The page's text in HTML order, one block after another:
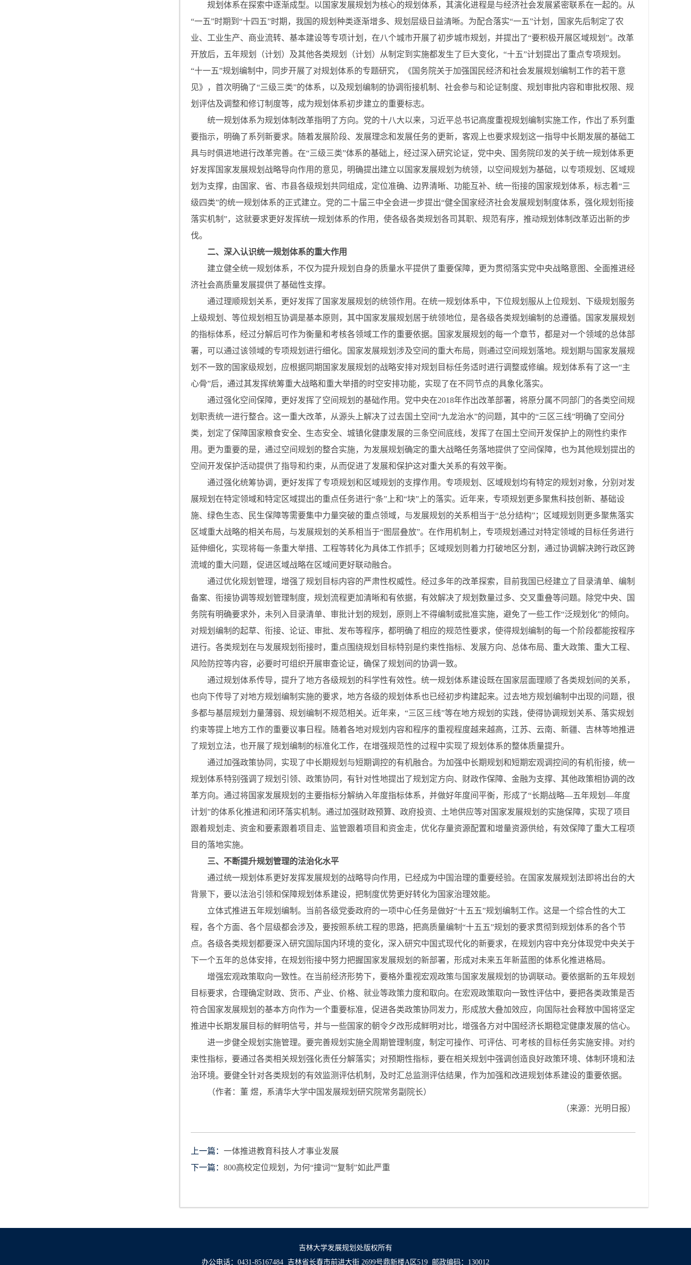
规划体系在探索中逐渐成型。以国家发展规划为核心的规划体系，其演化进程是与经济社会发展紧密联系在一起的。从
“一五”时期到“十四五”时期，我国的规划种类逐渐增多、规划层级日益清晰。为配合落实“一五”计划，国家先后制定了农
业、工业生产、商业流转、基本建设等专项计划，在八个城市开展了初步城市规划，并提出了“要积极开展区域规划”。改革
开放后，五年规划（计划）及其他各类规划（计划）从制定到实施都发生了巨大变化，“十五”计划提出了重点专项规划。
“十一五”规划编制中，同步开展了对规划体系的专题研究，《国务院关于加强国民经济和社会发展规划编制工作的若干意
见》，首次明确了“三级三类”的体系，以及规划编制的协调衔接机制、社会参与和论证制度、规划审批内容和审批权限、规
划评估及调整和修订制度等，成为规划体系初步建立的重要标志。
统一规划体系为规划体制改革指明了方向。党的十八大以来，习近平总书记高度重视规划编制实施工作，作出了系列重
要指示，明确了系列新要求。随着发展阶段、发展理念和发展任务的更新，客观上也要求规划这一指导中长期发展的基础工
具与时俱进地进行改革完善。在“三级三类”体系的基础上，经过深入研究论证，党中央、国务院印发的关于统一规划体系更
好发挥国家发展规划战略导向作用的意见，明确提出建立以国家发展规划为统领，以空间规划为基础，以专项规划、区域规
划为支撑，由国家、省、市县各级规划共同组成，定位准确、边界清晰、功能互补、统一衔接的国家规划体系，标志着“三
级四类”的统一规划体系的正式建立。党的二十届三中全会进一步提出“健全国家经济社会发展规划制度体系，强化规划衔接
落实机制”，这就要求更好发挥统一规划体系的作用，使各级各类规划各司其职、规范有序，推动规划体制改革迈出新的步
伐。
二、深入认识统一规划体系的重大作用
建立健全统一规划体系，不仅为提升规划自身的质量水平提供了重要保障，更为贯彻落实党中央战略意图、全面推进经
济社会高质量发展提供了基础性支撑。
通过理顺规划关系，更好发挥了国家发展规划的统领作用。在统一规划体系中，下位规划服从上位规划、下级规划服务
上级规划、等位规划相互协调是基本原则，其中国家发展规划居于统领地位，是各级各类规划编制的总遵循。国家发展规划
的指标体系，经过分解后可作为衡量和考核各领域工作的重要依据。国家发展规划的每一个章节，都是对一个领域的总体部
署，可以通过该领域的专项规划进行细化。国家发展规划涉及空间的重大布局，则通过空间规划落地。规划期与国家发展规
划不一致的国家级规划，应根据同期国家发展规划的战略安排对规划目标任务适时进行调整或修编。规划体系有了这一“主
心骨”后，通过其发挥统筹重大战略和重大举措的时空安排功能，实现了在不同节点的具象化落实。
通过强化空间保障，更好发挥了空间规划的基础作用。党中央在2018年作出改革部署，将原分属不同部门的各类空间规
划职责统一进行整合。这一重大改革，从源头上解决了过去国土空间“九龙治水”的问题，其中的“三区三线”明确了空间分
类，划定了保障国家粮食安全、生态安全、城镇化健康发展的三条空间底线，发挥了在国土空间开发保护上的刚性约束作
用。更为重要的是，通过空间规划的整合实施，为发展规划确定的重大战略任务落地提供了空间保障，也为其他规划提出的
空间开发保护活动提供了指导和约束，从而促进了发展和保护这对重大关系的有效平衡。
通过强化统筹协调，更好发挥了专项规划和区域规划的支撑作用。专项规划、区域规划均有特定的规划对象，分别对发
展规划在特定领域和特定区域提出的重点任务进行“条”上和“块”上的落实。近年来，专项规划更多聚焦科技创新、基础设
施、绿色生态、民生保障等需要集中力量突破的重点领域，与发展规划的关系相当于“总分结构”；区域规划则更多聚焦落实
区域重大战略的相关布局，与发展规划的关系相当于“图层叠放”。在作用机制上，专项规划通过对特定领域的目标任务进行
延伸细化，实现将每一条重大举措、工程等转化为具体工作抓手；区域规划则着力打破地区分割，通过协调解决跨行政区跨
流域的重大问题，促进区域战略在区域间更好联动融合。
通过优化规划管理，增强了规划目标内容的严肃性权威性。经过多年的改革探索，目前我国已经建立了目录清单、编制
备案、衔接协调等规划管理制度，规划流程更加清晰和有依据，有效解决了规划数量过多、交叉重叠等问题。除党中央、国
务院有明确要求外，未列入目录清单、审批计划的规划，原则上不得编制或批准实施，避免了一些工作“泛规划化”的倾向。
对规划编制的起草、衔接、论证、审批、发布等程序，都明确了相应的规范性要求，使得规划编制的每一个阶段都能按程序
进行。各类规划在与发展规划衔接时，重点围绕规划目标特别是约束性指标、发展方向、总体布局、重大政策、重大工程、
风险防控等内容，必要时可组织开展审查论证，确保了规划间的协调一致。
通过规划体系传导，提升了地方各级规划的科学性有效性。统一规划体系建设既在国家层面理顺了各类规划间的关系，
也向下传导了对地方规划编制实施的要求，地方各级的规划体系也已经初步构建起来。过去地方规划编制中出现的问题，很
多都与基层规划力量薄弱、规划编制不规范相关。近年来，“三区三线”等在地方规划的实践，使得协调规划关系、落实规划
约束等提上地方工作的重要议事日程。随着各地对规划内容和程序的重视程度越来越高，江苏、云南、新疆、吉林等地推进
了规划立法，也开展了规划编制的标准化工作，在增强规范性的过程中实现了规划体系的整体质量提升。
通过加强政策协同，实现了中长期规划与短期调控的有机融合。为加强中长期规划和短期宏观调控间的有机衔接，统一
规划体系特别强调了规划引领、政策协同，有针对性地提出了规划定方向、财政作保障、金融为支撑、其他政策相协调的改
革方向。通过将国家发展规划的主要指标分解纳入年度指标体系，并做好年度间平衡，形成了“长期战略—五年规划—年度
计划”的体系化推进和闭环落实机制。通过加强财政预算、政府投资、土地供应等对国家发展规划的实施保障，实现了项目
跟着规划走、资金和要素跟着项目走、监管跟着项目和资金走，优化存量资源配置和增量资源供给，有效保障了重大工程项
目的落地实施。
三、不断提升规划管理的法治化水平
通过统一规划体系更好发挥发展规划的战略导向作用，已经成为中国治理的重要经验。在国家发展规划法即将出台的大
背景下，要以法治引领和保障规划体系建设，把制度优势更好转化为国家治理效能。
立体式推进五年规划编制。当前各级党委政府的一项中心任务是做好“十五五”规划编制工作。这是一个综合性的大工
程，各个方面、各个层级都会涉及，要按照系统工程的思路，把高质量编制“十五五”规划的要求贯彻到规划体系的各个节
点。各级各类规划都要深入研究国际国内环境的变化，深入研究中国式现代化的新要求，在规划内容中充分体现党中央关于
下一个五年的总体安排，在规划衔接中努力把握国家发展规划的新部署，形成对未来五年新蓝图的体系化推进格局。
增强宏观政策取向一致性。在当前经济形势下，要格外重视宏观政策与国家发展规划的协调联动。要依据新的五年规划
目标要求，合理确定财政、货币、产业、价格、就业等政策力度和取向。在宏观政策取向一致性评估中，要把各类政策是否
符合国家发展规划的基本方向作为一个重要标准，促进各类政策协同发力，形成放大叠加效应，向国际社会释放中国将坚定
推进中长期发展目标的鲜明信号，并与一些国家的朝令夕改形成鲜明对比，增强各方对中国经济长期稳定健康发展的信心。
进一步健全规划实施管理。要完善规划实施全周期管理制度，制定可操作、可评估、可考核的目标任务实施安排。对约
束性指标，要通过各类相关规划强化责任分解落实；对预期性指标，要在相关规划中强调创造良好政策环境、体制环境和法
治环境。要健全针对各类规划的有效监测评估机制，及时汇总监测评估结果，作为加强和改进规划体系建设的重要依据。
（作者：董 煜，系清华大学中国发展规划研究院常务副院长）
（来源：光明日报）
上一篇： 一体推进教育科技人才事业发展
下一篇： 800高校定位规划，为何“撞词”“复制”如此严重
吉林大学发展规划处版权所有
办公电话：0431-85167484 吉林省长春市前进大街 2699号鼎新楼A区519 邮政编码：130012